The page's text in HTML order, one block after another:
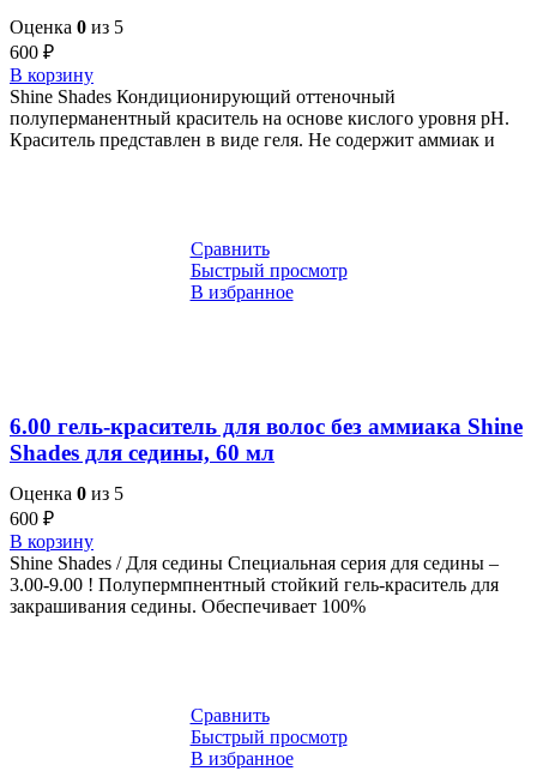
Оценка 0 из 5
600 ₽
В корзину
Shine Shades Кондиционирующий оттеночный
полуперманентный краситель на основе кислого уровня pH.
Краситель представлен в виде геля. Не содержит аммиак и
Сравнить
Быстрый просмотр
В избранное
6.00 гель-краситель для волос без аммиака Shine
Shades для седины, 60 мл
Оценка 0 из 5
600 ₽
В корзину
Shine Shades / Для седины Специальная серия для седины –
3.00-9.00 ! Полупермпнентный стойкий гель-краситель для
закрашивания седины. Обеспечивает 100%
Сравнить
Быстрый просмотр
В избранное